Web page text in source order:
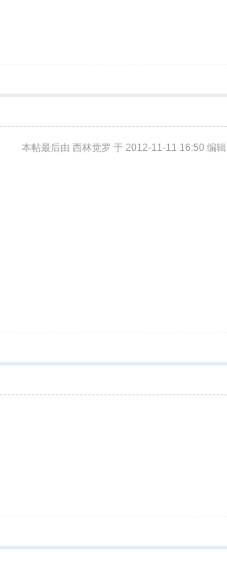
本帖最后由 西林觉罗 于 2012-11-11 16:50 编辑